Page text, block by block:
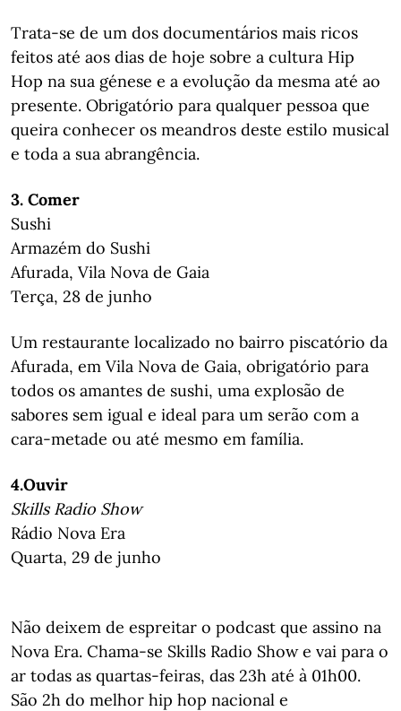
Trata-se de um dos documentários mais ricos
feitos até aos dias de hoje sobre a cultura Hip
Hop na sua génese e a evolução da mesma até ao
presente. Obrigatório para qualquer pessoa que
queira conhecer os meandros deste estilo musical
e toda a sua abrangência.
3. Comer
Sushi
Armazém do Sushi
Afurada, Vila Nova de Gaia
Terça, 28 de junho
Um restaurante localizado no bairro piscatório da
Afurada, em Vila Nova de Gaia, obrigatório para
todos os amantes de sushi, uma explosão de
sabores sem igual e ideal para um serão com a
cara-metade ou até mesmo em família.
4.Ouvir
Skills Radio Show
Rádio Nova Era
Quarta, 29 de junho
Não deixem de espreitar o podcast que assino na
Nova Era. Chama-se Skills Radio Show e vai para o
ar todas as quartas-feiras, das 23h até à 01h00.
São 2h do melhor hip hop nacional e